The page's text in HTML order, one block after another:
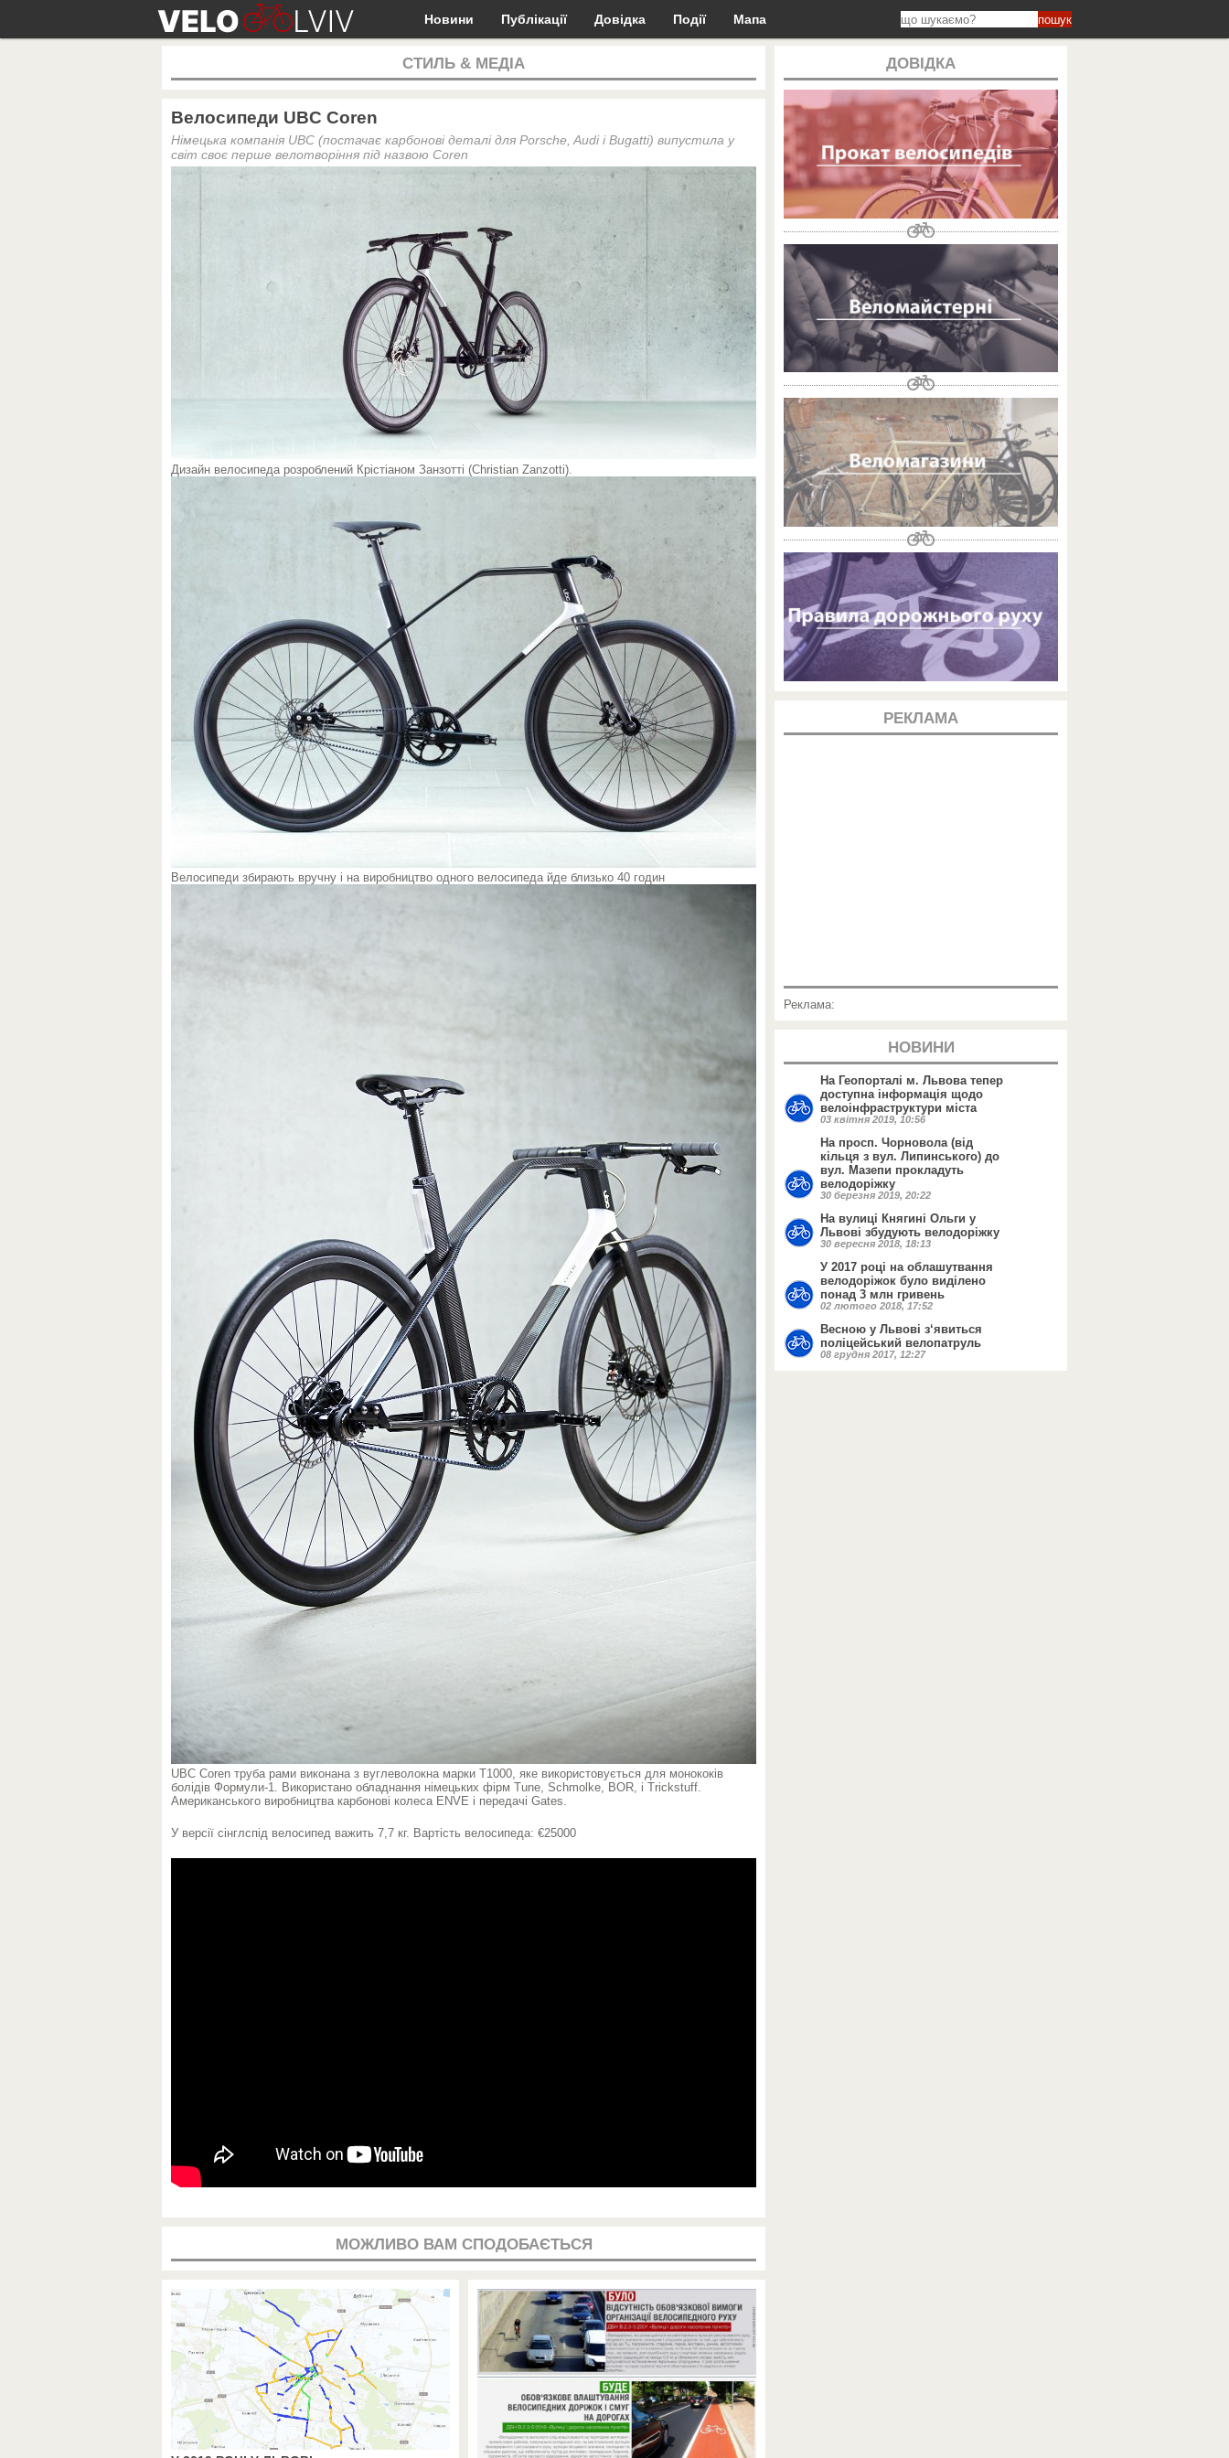
Новини Публікації Довідка Події Мапа пошук
СТИЛЬ & МЕДІА
Велосипеди UBC Coren
Німецька компанія UBC (постачає карбонові деталі для Porsche, Audi і Bugatti) випустила у
світ своє перше велотворіння під назвою Coren
Дизайн велосипеда розроблений Крістіаном Занзотті (Christian Zanzotti).
Велосипеди збирають вручну і на виробництво одного велосипеда йде близько 40 годин
UBC Coren труба рами виконана з вуглеволокна марки T1000, яке використовується для монококів
болідів Формули-1. Використано обладнання німецьких фірм Tune, Schmolke, BOR, і Trickstuff.
Американського виробництва карбонові колеса ENVE і передачі Gates.
У версії сінглспід велосипед важить 7,7 кг. Вартість велосипеда: €25000
МОЖЛИВО ВАМ СПОДОБАЄТЬСЯ
ДОВІДКА
РЕКЛАМА
Реклама:
НОВИНИ
На Геопорталі м. Львова тепер
доступна інформація щодо
велоінфраструктури міста
03 квітня 2019, 10:56
На просп. Чорновола (від
кільця з вул. Липинського) до
вул. Мазепи прокладуть
велодоріжку
30 березня 2019, 20:22
На вулиці Княгині Ольги у
Львові збудують велодоріжку
30 вересня 2018, 18:13
У 2017 році на облашутвання
велодоріжок було виділено
понад 3 млн гривень
02 лютого 2018, 17:52
Весною у Львові з‘явиться
поліцейський велопатруль
08 грудня 2017, 12:27